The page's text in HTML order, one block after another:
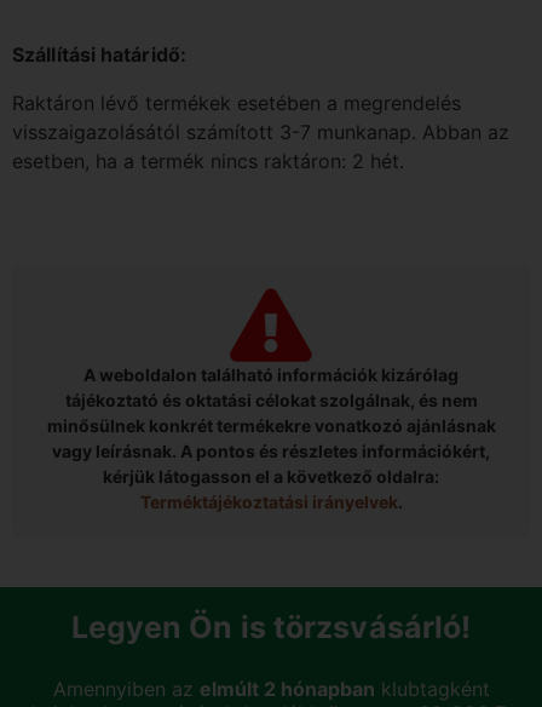
Szállítási határidő:
Raktáron lévő termékek esetében a megrendelés
visszaigazolásától számított 3-7 munkanap. Abban az
esetben, ha a termék nincs raktáron: 2 hét.
A weboldalon található információk kizárólag
tájékoztató és oktatási célokat szolgálnak, és nem
minősülnek konkrét termékekre vonatkozó ajánlásnak
vagy leírásnak. A pontos és részletes információkért,
kérjük látogasson el a következő oldalra:
Terméktájékoztatási irányelvek.
Legyen Ön is törzsvásárló!
Amennyiben az elmúlt 2 hónapban klubtagként